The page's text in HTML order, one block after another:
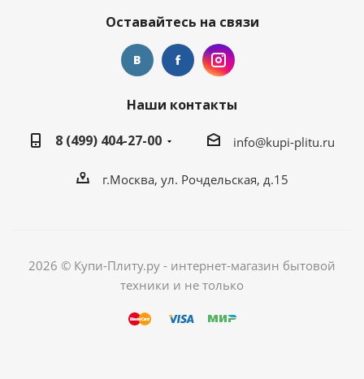
Оставайтесь на связи
Наши контакты
8 (499) 404-27-00
info@kupi-plitu.ru
г.Москва, ул. Рочдельская, д.15
2026 © Купи-Плиту.ру - интернет-магазин бытовой
техники и не только